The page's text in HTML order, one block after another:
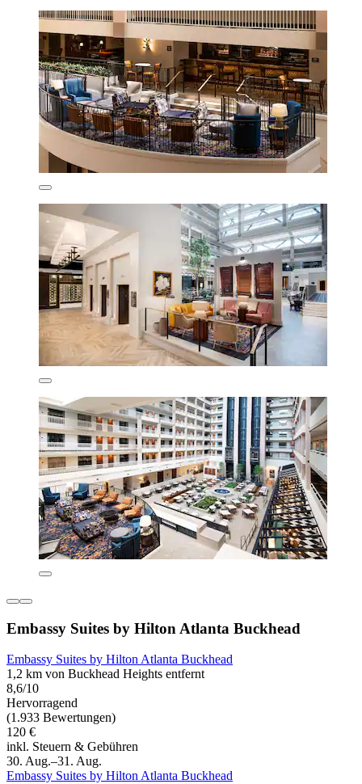
Embassy Suites by Hilton Atlanta Buckhead
Embassy Suites by Hilton Atlanta Buckhead
1,2 km von Buckhead Heights entfernt
8,6/10
Hervorragend
(1.933 Bewertungen)
120 €
inkl. Steuern & Gebühren
30. Aug.–31. Aug.
Embassy Suites by Hilton Atlanta Buckhead